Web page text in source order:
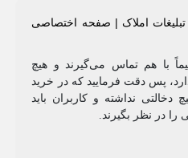
تماس می‌گیرند و هیچ
فرمایید که در خرید
و کاربران باید
بگیرند.